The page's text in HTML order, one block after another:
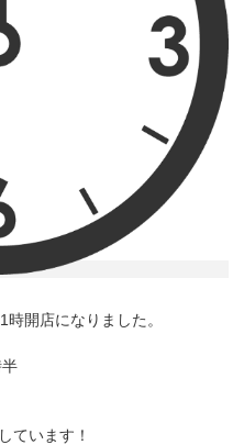
開店になりました。
ています！